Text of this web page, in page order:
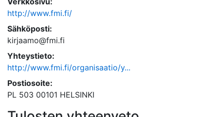
http://www.fmi.fi/
Sähköposti:
kirjaamo@fmi.fi
Yhteystieto:
http://www.fmi.fi/organisaatio/y...
Postiosoite:
PL 503 00101 HELSINKI